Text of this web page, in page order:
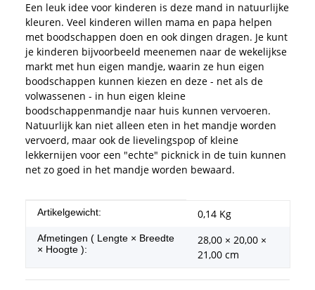
Een leuk idee voor kinderen is deze mand in natuurlijke
kleuren. Veel kinderen willen mama en papa helpen
met boodschappen doen en ook dingen dragen. Je kunt
je kinderen bijvoorbeeld meenemen naar de wekelijkse
markt met hun eigen mandje, waarin ze hun eigen
boodschappen kunnen kiezen en deze - net als de
volwassenen - in hun eigen kleine
boodschappenmandje naar huis kunnen vervoeren.
Natuurlijk kan niet alleen eten in het mandje worden
vervoerd, maar ook de lievelingspop of kleine
lekkernijen voor een "echte" picknick in de tuin kunnen
net zo goed in het mandje worden bewaard.
#productDetails.itemInformation#
#productDetails.itemValue#
Artikelgewicht: 0,14 Kg
Afmetingen ( Lengte × Breedte
× Hoogte ):
28,00 × 20,00 ×
21,00 cm